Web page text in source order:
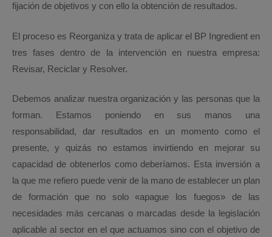
fijación de objetivos y con ello la obtención de resultados.
El proceso es Reorganiza y trata de aplicar el BP Ingredient en
tres fases dentro de la intervención en nuestra empresa:
Revisar, Reciclar y Resolver.
Debemos analizar nuestra organización y las personas que la
forman. Estamos poniendo en sus manos una
responsabilidad, dar resultados en un momento como el
presente, y quizás no estamos invirtiendo en mejorar su
capacidad de obtenerlos como deberíamos. Esta inversión a
la que me refiero puede venir de la mano de establecer un plan
de formación que no solo «apague los fuegos» de las
necesidades más cercanas o marcadas desde la legislación
aplicable al sector en el que actuamos sino con el objetivo de